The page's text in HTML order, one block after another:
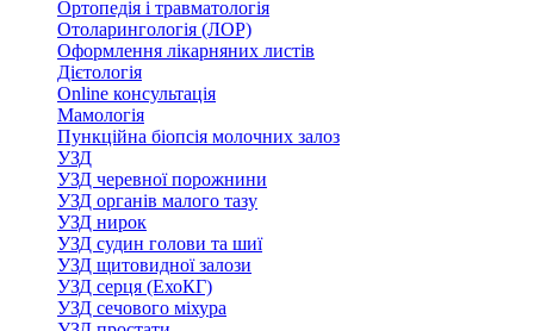
Ортопедія і травматологія
Отоларингологія (ЛОР)
Оформлення лікарняних листів
Дієтологія
Online консультація
Мамологія
Пункційна біопсія молочних залоз
УЗД
УЗД черевної порожнини
УЗД органів малого тазу
УЗД нирок
УЗД судин голови та шиї
УЗД щитовидної залози
УЗД серця (ЕхоКГ)
УЗД сечового міхура